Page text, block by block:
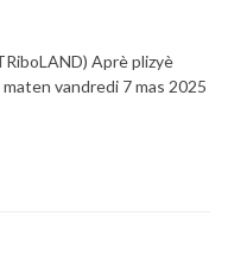
Aprè plizyè
vandredi 7 mas 2025